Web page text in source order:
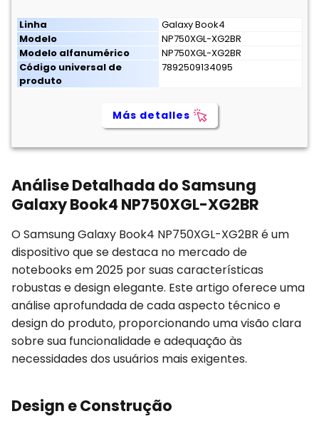
Linha
Galaxy Book4
Modelo
NP750XGL-XG2BR
Modelo alfanumérico
NP750XGL-XG2BR
Código universal de
produto
7892509134095
Más detalles
Análise Detalhada do Samsung
Galaxy Book4 NP750XGL-XG2BR
O Samsung Galaxy Book4 NP750XGL-XG2BR é um
dispositivo que se destaca no mercado de
notebooks em 2025 por suas características
robustas e design elegante. Este artigo oferece uma
análise aprofundada de cada aspecto técnico e
design do produto, proporcionando uma visão clara
sobre sua funcionalidade e adequação às
necessidades dos usuários mais exigentes.
Design e Construção